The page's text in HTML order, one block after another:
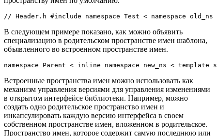
// Header.h #include namespace Test < namespace
В следующем примере показано, как можно объявить
специализацию в родительском пространстве имен шаблона,
объявленного во встроенном пространстве имен.
namespace Parent < inline namespace new_ns <
Встроенные пространства имен можно использовать как
механизм управления версиями для управления изменениями
в открытом интерфейсе библиотеки. Например, можно
создать одно родительское пространство имен и
инкапсулировать каждую версию интерфейса в своем
собственном пространстве имен, вложенном в родительское.
Пространство имен, которое содержит самую последнюю или